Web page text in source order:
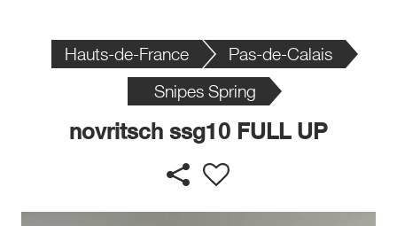
Hauts-de-France
Pas-de-Calais
Snipes Spring
novritsch ssg10 FULL UP